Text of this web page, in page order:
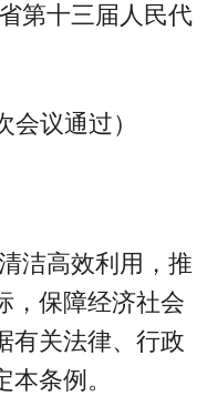
第十三届人民代
议通过）
洁高效利用，推
，保障经济社会
有关法律、行政
条例。